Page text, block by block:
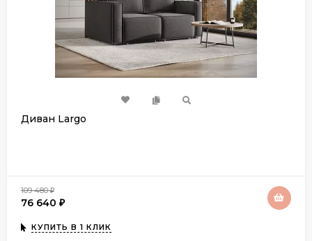
Диван Largo
109 480₽
76 640 ₽
КУПИТЬ В 1 КЛИК